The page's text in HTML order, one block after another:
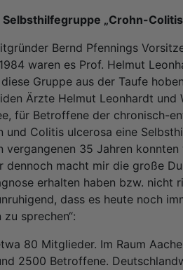
„Crohn-
Bernd Pfennings
waren es Prof. Helmut
Gruppe aus der Taufe
Ärzte Helmut Leonhardt und
für Betroffene der chronisch-
und Colitis ulcerosa eine
vergangenen 35 Jahren
dennoch macht mir die große
erhalten haben bzw. nicht
dass es heute noch
sprechen“:
80 Mitglieder. Im Raum
2500 Betroffene.